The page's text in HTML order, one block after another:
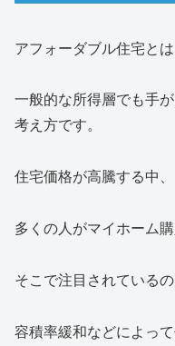
アフォーダブル住宅とは
一般的な所得層でも手
考え方です。
住宅価格が高騰する中、
多くの人がマイホーム
そこで注目されているの
容積率緩和などによっ